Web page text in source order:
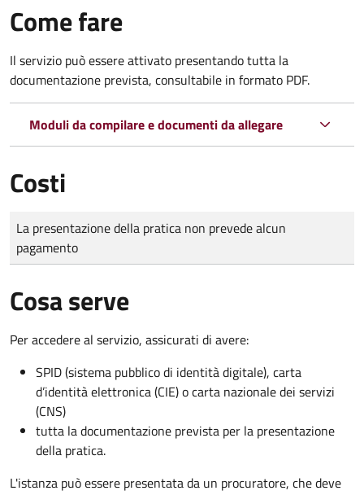
Come fare
Il servizio può essere attivato presentando tutta la
documentazione prevista, consultabile in formato PDF.
Moduli da compilare e documenti da allegare
Costi
Tipo di pagamento
Importo
La presentazione della pratica non prevede alcun
pagamento
Cosa serve
Per accedere al servizio, assicurati di avere:
SPID (sistema pubblico di identità digitale), carta
d’identità elettronica (CIE) o carta nazionale dei servizi
(CNS)
tutta la documentazione prevista per la presentazione
della pratica.
L'istanza può essere presentata da un procuratore, che deve